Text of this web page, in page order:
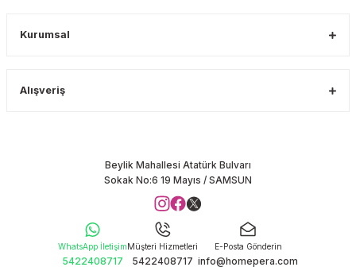
Kurumsal
Alışveriş
Beylik Mahallesi Atatürk Bulvarı
Sokak No:6 19 Mayıs / SAMSUN
WhatsApp İletişim
5422408717
Müşteri Hizmetleri
5422408717
E-Posta Gönderin
info@homepera.com